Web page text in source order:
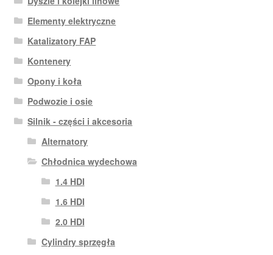
Elementy elektryczne
Katalizatory FAP
Kontenery
Opony i koła
Podwozie i osie
Silnik - części i akcesoria
Alternatory
Chłodnica wydechowa
1.4 HDI
1.6 HDI
2.0 HDI
Cylindry sprzęgła